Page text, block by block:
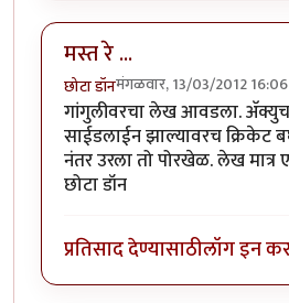
मस्त रे ...
छोटा डॉनमंगळवार, 13/03/2012 16:06
गांगुलीवरचा लेख आवडला.
साईडलाईन झाल्यावरच क्रिकेट
नंतर उरला तो पोरखेळ. लेख
छोटा डॉन
प्रतिसाद देण्यासाठीलॉग इन